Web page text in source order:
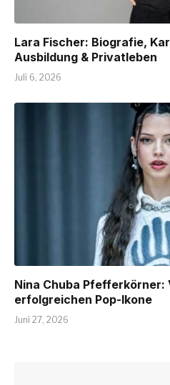
Lara Fischer: Biografie,
Ausbildung & Privatleben
Juli 6, 2026
Nina Chuba Pfefferkörner:
erfolgreichen Pop-Ikone
Juni 27, 2026